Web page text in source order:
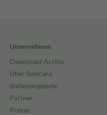
Unternehmen
Download-Archiv
Über Sanicare
Stellenangebote
Partner
Presse